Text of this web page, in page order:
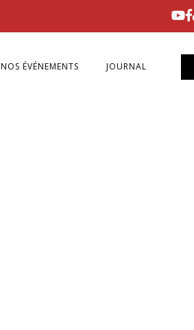
NOS ÉVÉNEMENTS JOURNAL